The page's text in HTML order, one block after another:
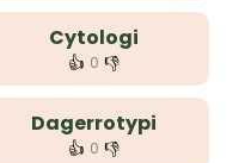
Cytologi
👍 0 👎
Dagerrotypi
👍 0 👎